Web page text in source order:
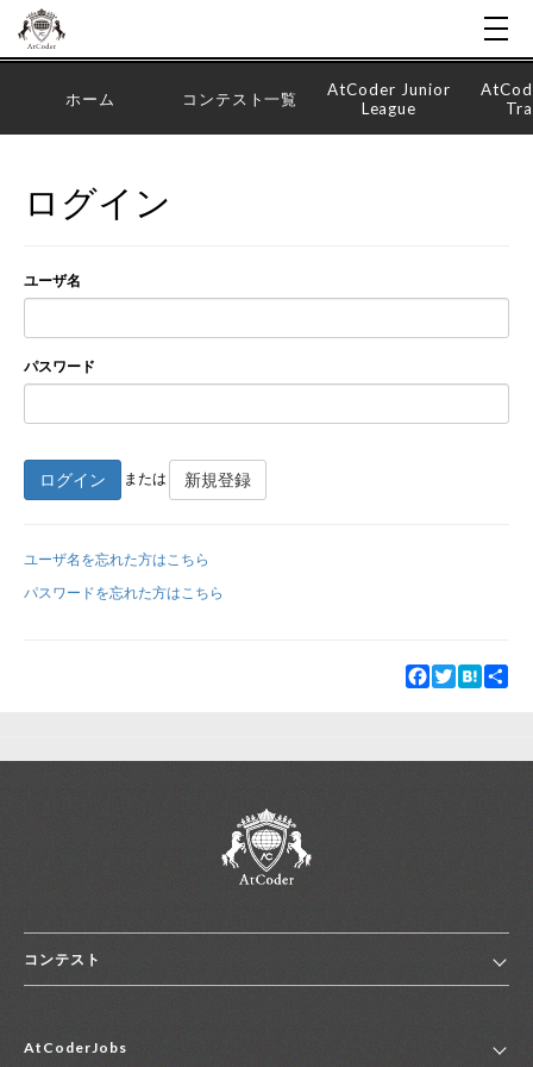
新規登録
ホーム コンテスト一覧
AtCoder Junior
League
ログイン
ユーザ名
パスワード
ログイン または 新規登録
ユーザ名を忘れた方はこちら
パスワードを忘れた方はこちら
Facebook
TwitterHatena
コンテスト
コンテスト一覧
AtCoderJobs